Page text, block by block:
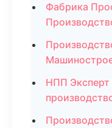
Фабрика
НПП